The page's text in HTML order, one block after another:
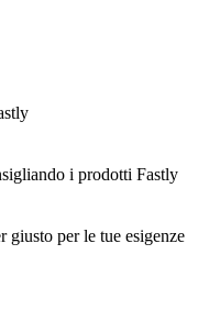
i prodotti Fastly
giusto per le tue esigenze